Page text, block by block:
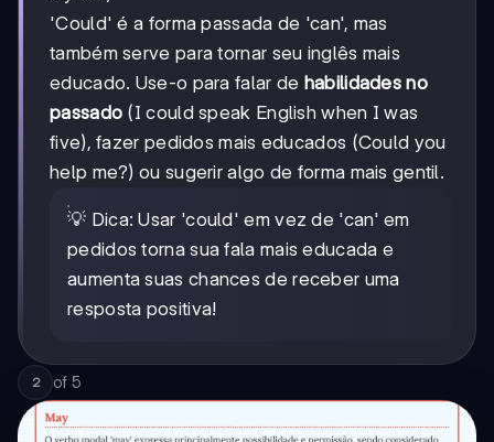
'Could' é a forma passada de 'can', mas
também serve para tornar seu inglês mais
educado. Use-o para falar de habilidades no
passado (I could speak English when I was
five), fazer pedidos mais educados (Could you
help me?) ou sugerir algo de forma mais gentil.
💡 Dica: Usar 'could' em vez de 'can' em
pedidos torna sua fala mais educada e
aumenta suas chances de receber uma
resposta positiva!
2 of 5